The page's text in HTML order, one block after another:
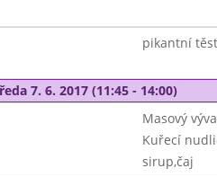
pikantní
7. 6. 2017 (11:45 - 14:00)
Masový
Kuřecí
sirup,čaj